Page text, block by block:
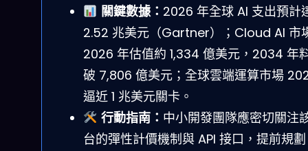
關鍵數據： 2026 年全球 AI 支出預計
2.52 兆美元（Gartner）；Cloud AI 市
2026 年估值約 1,334 億美元，2034 年
破 7,806 億美元；全球雲端運算市場
逼近 1 兆美元關卡。
行動指南： 中小開發團隊應密切關注
台的彈性計價機制與 API 接口，提前規劃